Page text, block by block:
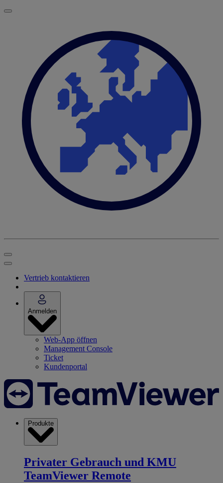
Vertrieb kontaktieren
Anmelden
Web-App öffnen
Management Console
Ticket
Kundenportal
Produkte
Privater Gebrauch und KMU
TeamViewer Remote